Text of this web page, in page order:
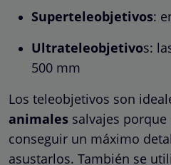
Superteleobjetivos:
Ultrateleobjetivos:
500 mm
Los teleobjetivos son
animales salvajes
conseguir un máximo
asustarlos. También se